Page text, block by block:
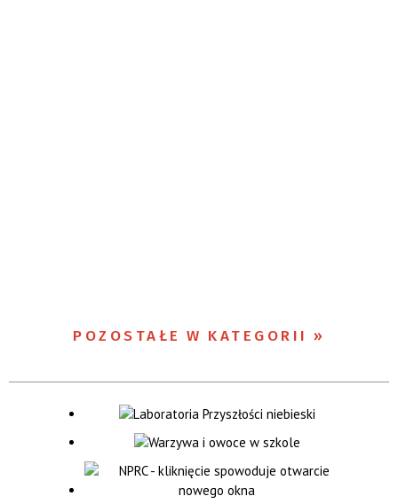
POZOSTAŁE W KATEGORII